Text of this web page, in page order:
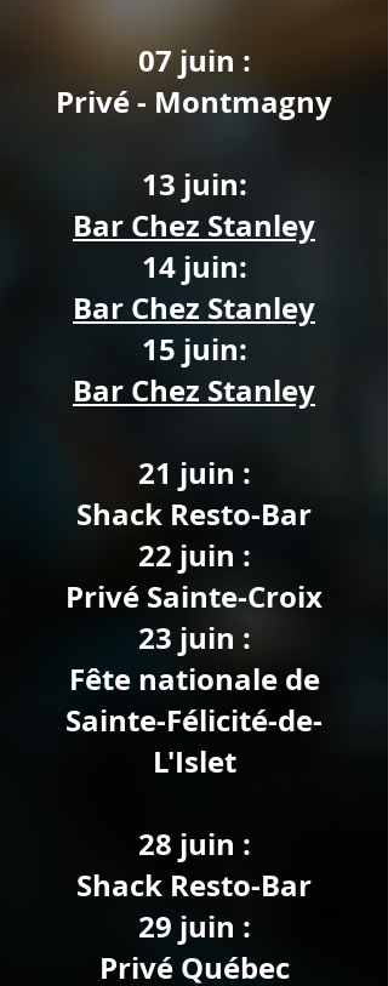
07 juin :
Privé - Montmagny
13 juin:
Bar Chez Stanley
14 juin:
Bar Chez Stanley
15 juin:
Bar Chez Stanley
21 juin :
Shack Resto-Bar
22 juin :
Privé Sainte-Croix
23 juin :
Fête nationale de
Sainte-Félicité-de-
L'Islet
28 juin :
Shack Resto-Bar
29 juin :
Privé Québec